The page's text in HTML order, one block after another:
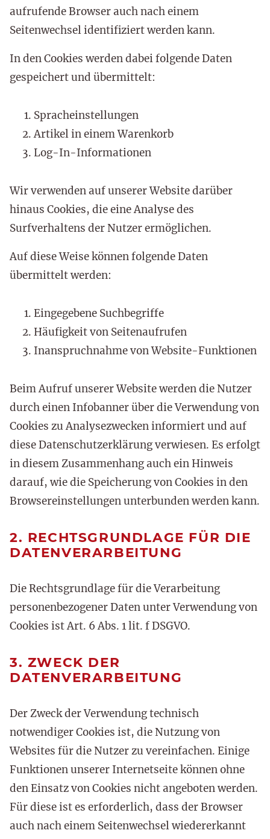
aufrufende Browser auch nach einem
Seitenwechsel identifiziert werden kann.
In den Cookies werden dabei folgende Daten
gespeichert und übermittelt:
Spracheinstellungen
Artikel in einem Warenkorb
Log-In-Informationen
Wir verwenden auf unserer Website darüber
hinaus Cookies, die eine Analyse des
Surfverhaltens der Nutzer ermöglichen.
Auf diese Weise können folgende Daten
übermittelt werden:
Eingegebene Suchbegriffe
Häufigkeit von Seitenaufrufen
Inanspruchnahme von Website-Funktionen
Beim Aufruf unserer Website werden die Nutzer
durch einen Infobanner über die Verwendung von
Cookies zu Analysezwecken informiert und auf
diese Datenschutzerklärung verwiesen. Es erfolgt
in diesem Zusammenhang auch ein Hinweis
darauf, wie die Speicherung von Cookies in den
Browsereinstellungen unterbunden werden kann.
2. RECHTSGRUNDLAGE FÜR DIE
DATENVERARBEITUNG
Die Rechtsgrundlage für die Verarbeitung
personenbezogener Daten unter Verwendung von
Cookies ist Art. 6 Abs. 1 lit. f DSGVO.
3. ZWECK DER
DATENVERARBEITUNG
Der Zweck der Verwendung technisch
notwendiger Cookies ist, die Nutzung von
Websites für die Nutzer zu vereinfachen. Einige
Funktionen unserer Internetseite können ohne
den Einsatz von Cookies nicht angeboten werden.
Für diese ist es erforderlich, dass der Browser
auch nach einem Seitenwechsel wiedererkannt